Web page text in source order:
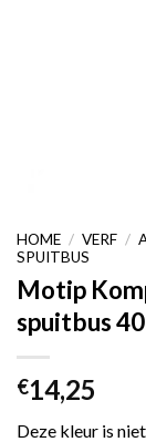
HOME / VERF /
SPUITBUS
Motip
spuitbus
€14,25
Deze kleur is